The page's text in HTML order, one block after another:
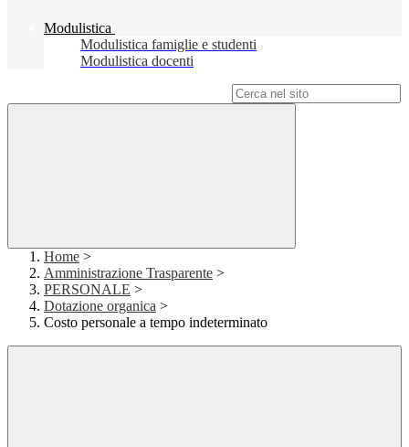
Modulistica
Modulistica famiglie e studenti
Modulistica docenti
Home >
Amministrazione Trasparente >
PERSONALE >
Dotazione organica >
Costo personale a tempo indeterminato